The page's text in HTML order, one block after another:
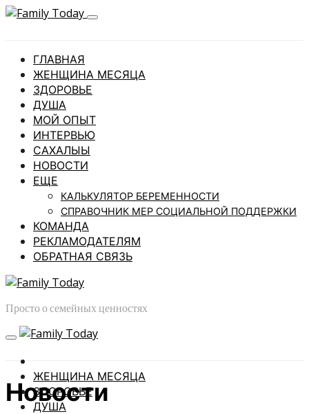
ГЛАВНАЯ
ЖЕНЩИНА МЕСЯЦА
ЗДОРОВЬЕ
ДУША
МОЙ ОПЫТ
ИНТЕРВЬЮ
САХАЛЫЫ
НОВОСТИ
ЕЩЕ
КАЛЬКУЛЯТОР БЕРЕМЕННОСТИ
СПРАВОЧНИК МЕР СОЦИАЛЬНОЙ ПОДДЕРЖКИ
КОМАНДА
РЕКЛАМОДАТЕЛЯМ
ОБРАТНАЯ СВЯЗЬ
Просто о семейных ценностях
ЖЕНЩИНА МЕСЯЦА
ЗДОРОВЬЕ
ДУША
Новости